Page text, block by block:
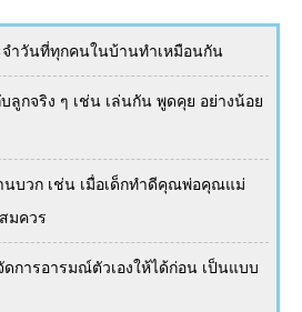
ำวันที่ทุกคนในบ้านทำเหมือนกัน
ลูกจริง ๆ เช่น เล่นกัน พูดคุย อย่างน้อย
นบวก เช่น เมื่อเด็กทำดีคุณพ่อคุณแม่
มควร
ารอารมณ์ตัวเองให้ได้ก่อน เป็นแบบ